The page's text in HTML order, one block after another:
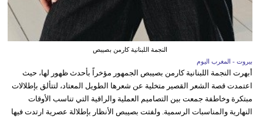
النجمة اللبنانية كارمن بصيبص
بيروت - المغرب اليوم
أبهرت النجمة اللبنانية كارمن بصيبص الجمهور مؤخراً بأحدث ظهور لها، حيث
اعتمدت قصة الشعر القصير متخلية عن شعرها الطويل المعتاد، لتتألق بإطلالات
مبتكرة وخاطفة جمعت بين التصاميم العملية والراقية التي تناسب الأوقات
النهارية والمناسبات الرسمية. ولفتت بصيبص الأنظار بإطلالة عصرية ارتدت فيها